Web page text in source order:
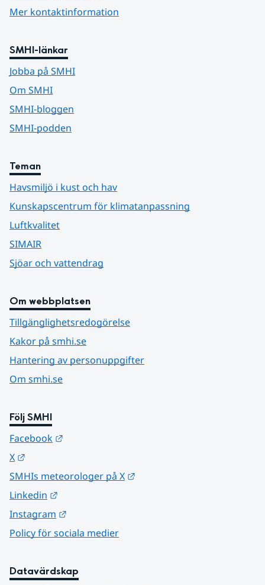
Mer kontaktinformation
SMHI-länkar
Jobba på SMHI
Om SMHI
SMHI-bloggen
SMHI-podden
Teman
Havsmiljö i kust och hav
Kunskapscentrum för klimatanpassning
Luftkvalitet
SIMAIR
Sjöar och vattendrag
Om webbplatsen
Tillgänglighetsredogörelse
Kakor på smhi.se
Hantering av personuppgifter
Om smhi.se
Följ SMHI
Facebook
X
SMHIs meteorologer på X
Linkedin
Instagram
Policy för sociala medier
Datavärdskap